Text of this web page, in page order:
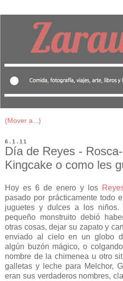
6.1.11
Día de Reyes -
Kingcake o como les
Hoy es 6 de enero y los
pasado por prácticamente todo
juguetes y dulces a los niños.
pequeño monstruito debió
otras cosas, dejar su zapato y
enviado al cielo en un globo
algún buzón mágico, o
nombre de la chimenea u otro
galletas y leche para Melchor,
eran sus verdaderos nombres,